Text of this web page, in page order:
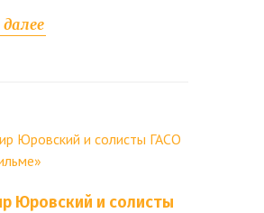
Юровский и солисты